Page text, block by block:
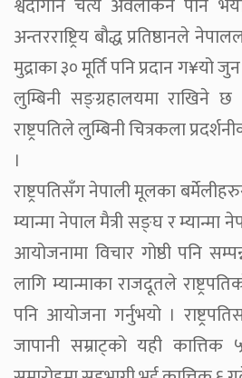
श्वेदागोन चैत्य अवलोकन पनि
अन्तरराष्ट्रिय बौद्ध प्रतिष्ठानले
मुद्राका ३० मूर्ति पनि प्रदान ग¥यो
लुम्बिनी सङ्ग्रहालयमा राखिने छ
राष्ट्रपतिले लुम्बिनी चित्रकला
।
राष्ट्रपतिसँग नेपाली मूलका
म्यान्मा नेपाल मैत्री सङ्घ र
आयोजनामा विचार गोष्ठी पनि
लागि म्यान्माका राजदूतले
पनि आयोजना गर्नुभयो ।
जापानी सम्राट्को यही